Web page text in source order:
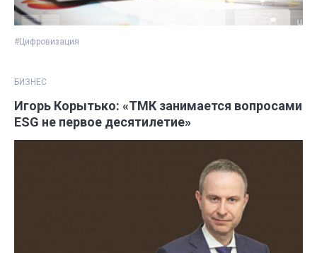
#Цифровизация
БИЗНЕС
Игорь Корытько: «ТМК занимается вопросами
ESG не первое десятилетие»